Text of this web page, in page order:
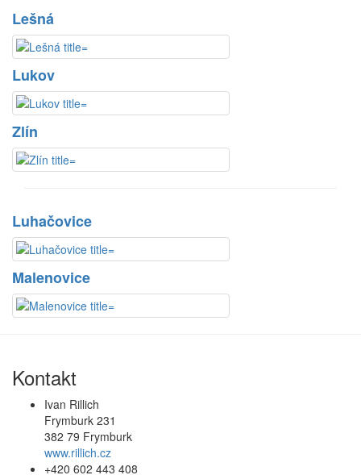
Lešná
Lukov
Zlín
Luhačovice
Malenovice
Kontakt
Ivan Rillich
Frymburk 231
382 79 Frymburk
www.rillich.cz
+420 602 443 408